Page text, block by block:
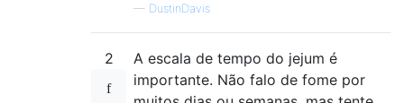
— DustinDavis
2
A escala de tempo do jejum é
importante. Não falo de fome por